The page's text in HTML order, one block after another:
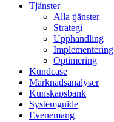
Tjänster
Alla tjänster
Strategi
Upphandling
Implementering
Optimering
Kundcase
Marknadsanalyser
Kunskapsbank
Systemguide
Evenemang